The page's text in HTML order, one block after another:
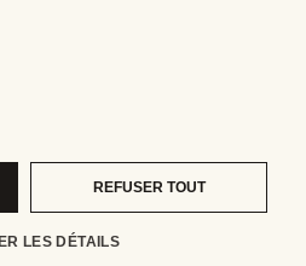
REFUSER TOUT
LES DÉTAILS